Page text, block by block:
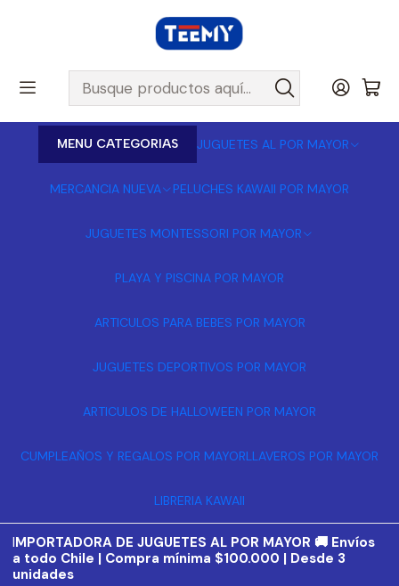
MENU CATEGORIAS JUGUETES AL POR MAYOR
MERCANCIA NUEVA PELUCHES KAWAII POR MAYOR
JUGUETES MONTESSORI POR MAYOR
PLAYA Y PISCINA POR MAYOR
ARTICULOS PARA BEBES POR MAYOR
JUGUETES DEPORTIVOS POR MAYOR
ARTICULOS DE HALLOWEEN POR MAYOR
CUMPLEAÑOS Y REGALOS POR MAYORLLAVEROS POR MAYOR
LIBRERIA KAWAII
IMPORTADORA DE JUGUETES AL POR MAYOR 🚚 Envíos
a todo Chile | Compra mínima $100.000 | Desde 3
unidades